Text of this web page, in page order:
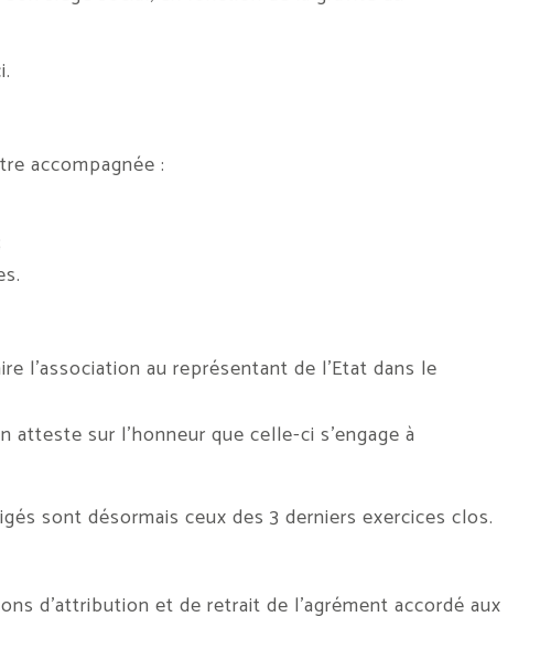
.
accompagnée :
l’association au représentant de l’Etat dans le
sur l’honneur que celle-ci s’engage à
sont désormais ceux des 3 derniers exercices clos.
d’attribution et de retrait de l’agrément accordé aux